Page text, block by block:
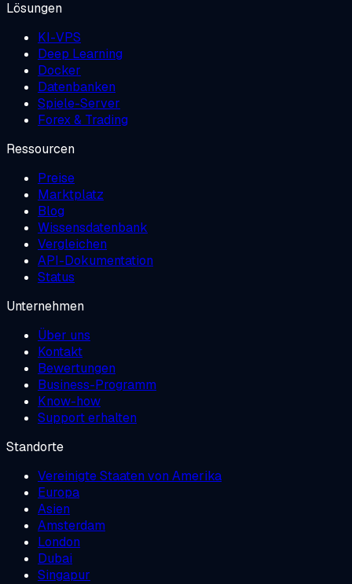
Lösungen
KI-VPS
Deep Learning
Docker
Datenbanken
Spiele-Server
Forex & Trading
Ressourcen
Preise
Marktplatz
Blog
Wissensdatenbank
Vergleichen
API-Dokumentation
Status
Unternehmen
Über uns
Kontakt
Bewertungen
Business-Programm
Know-how
Support erhalten
Standorte
Vereinigte Staaten von Amerika
Europa
Asien
Amsterdam
London
Dubai
Singapur